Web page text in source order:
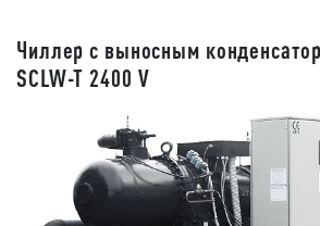
Чиллер с выносным
SCLW-T 2400 V